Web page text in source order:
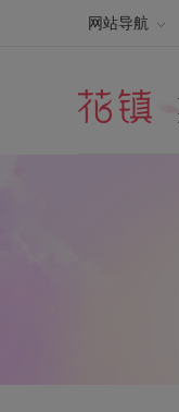
网站导航